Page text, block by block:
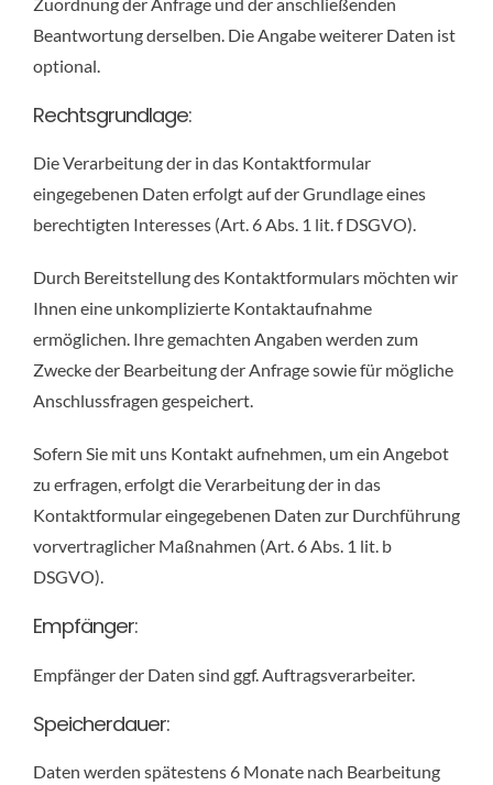
Beantwortung derselben. Die Angabe weiterer Daten ist
optional.
Rechtsgrundlage:
Die Verarbeitung der in das Kontaktformular
eingegebenen Daten erfolgt auf der Grundlage eines
berechtigten Interesses (Art. 6 Abs. 1 lit. f DSGVO).
Durch Bereitstellung des Kontaktformulars möchten wir
Ihnen eine unkomplizierte Kontaktaufnahme
ermöglichen. Ihre gemachten Angaben werden zum
Zwecke der Bearbeitung der Anfrage sowie für mögliche
Anschlussfragen gespeichert.
Sofern Sie mit uns Kontakt aufnehmen, um ein Angebot
zu erfragen, erfolgt die Verarbeitung der in das
Kontaktformular eingegebenen Daten zur Durchführung
vorvertraglicher Maßnahmen (Art. 6 Abs. 1 lit. b
DSGVO).
Empfänger:
Empfänger der Daten sind ggf. Auftragsverarbeiter.
Speicherdauer:
Daten werden spätestens 6 Monate nach Bearbeitung